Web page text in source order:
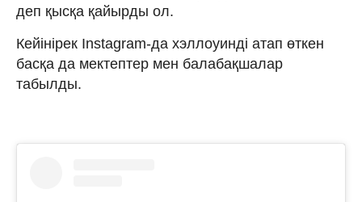
деп қысқа қайырды ол.
Кейінірек Instagram-да хэллоуинді атап өткен
басқа да мектептер мен балабақшалар
табылды.